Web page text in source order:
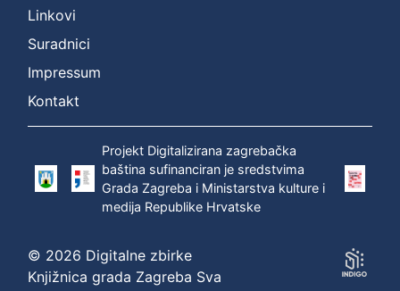
Linkovi
Suradnici
Impressum
Kontakt
Projekt Digitalizirana zagrebačka
baština sufinanciran je sredstvima
Grada Zagreba i Ministarstva kulture i
medija Republike Hrvatske
© 2026 Digitalne zbirke
Knjižnica grada Zagreba Sva